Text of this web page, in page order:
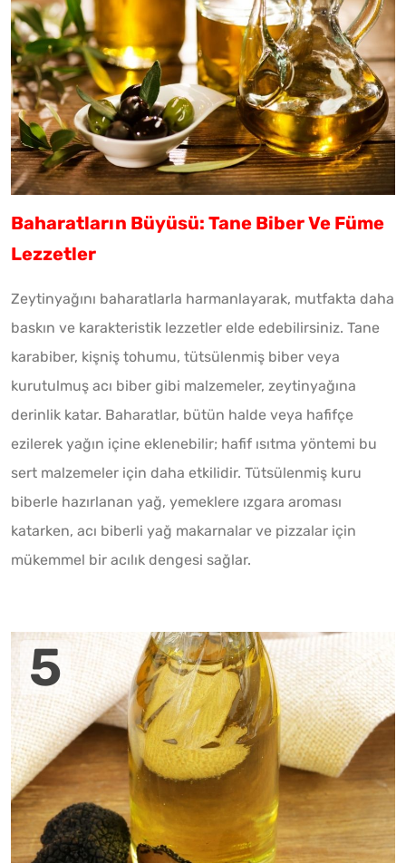
Baharatların Büyüsü: Tane Biber Ve Füme
Lezzetler
Zeytinyağını baharatlarla harmanlayarak, mutfakta daha
baskın ve karakteristik lezzetler elde edebilirsiniz. Tane
karabiber, kişniş tohumu, tütsülenmiş biber veya
kurutulmuş acı biber gibi malzemeler, zeytinyağına
derinlik katar. Baharatlar, bütün halde veya hafifçe
ezilerek yağın içine eklenebilir; hafif ısıtma yöntemi bu
sert malzemeler için daha etkilidir. Tütsülenmiş kuru
biberle hazırlanan yağ, yemeklere ızgara aroması
katarken, acı biberli yağ makarnalar ve pizzalar için
mükemmel bir acılık dengesi sağlar.